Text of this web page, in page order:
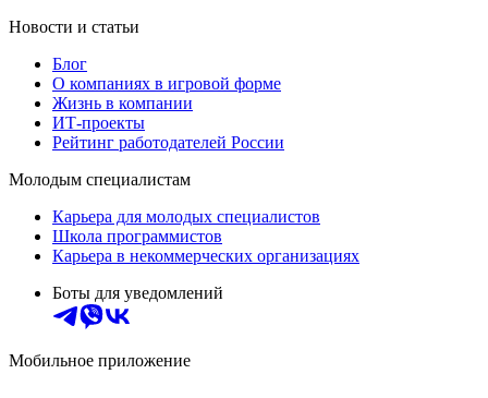
Новости и статьи
Блог
О компаниях в игровой форме
Жизнь в компании
ИТ-проекты
Рейтинг работодателей России
Молодым специалистам
Карьера для молодых специалистов
Школа программистов
Карьера в некоммерческих организациях
Боты для уведомлений
Мобильное приложение